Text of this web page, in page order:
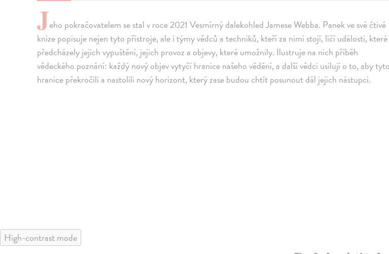
Jeho pokračovatelem se stal v roce 2021 Vesmírný dalekohled Jamese Webba. Panek ve své čtivé
knize popisuje nejen tyto přístroje, ale i týmy vědců a techniků, kteří za nimi stojí, líčí události, které
předcházely jejich vypuštění, jejich provoz a objevy, které umožnily. Ilustruje na nich příběh
vědeckého poznání: každý nový objev vytyčí hranice našeho vědění, a další vědci usilují o to, aby tyto
hranice překročili a nastolili nový horizont, který zase budou chtít posunout dál jejich nástupci.
High-contrast mode